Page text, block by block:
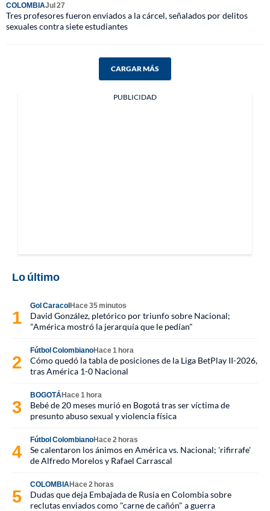
COLOMBIAJul 27
Tres profesores fueron enviados a la cárcel, señalados por delitos
sexuales contra siete estudiantes
CARGAR MÁS
PUBLICIDAD
Lo último
Gol CaracolHace 35 minutos
David González, pletórico por triunfo sobre Nacional;
"América mostró la jerarquía que le pedían"
Fútbol ColombianoHace 1 hora
Cómo quedó la tabla de posiciones de la Liga BetPlay II-2026,
tras América 1-0 Nacional
BOGOTÁHace 1 hora
Bebé de 20 meses murió en Bogotá tras ser víctima de
presunto abuso sexual y violencia física
Fútbol ColombianoHace 2 horas
Se calentaron los ánimos en América vs. Nacional; 'rifirrafe'
de Alfredo Morelos y Rafael Carrascal
COLOMBIAHace 2 horas
Dudas que deja Embajada de Rusia en Colombia sobre
reclutas enviados como "carne de cañón" a guerra